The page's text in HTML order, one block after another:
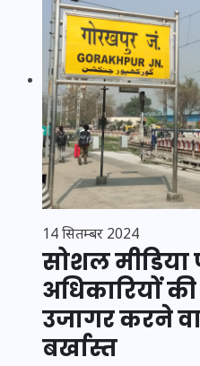
14 सितम्बर 2024
सोशल मीडिया
अधिकारियों
उजागर करने
बर्खास्त